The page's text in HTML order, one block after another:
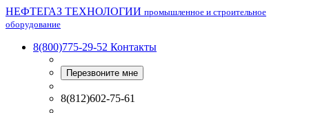
НЕФТЕГАЗ ТЕХНОЛОГИИ промышленное и строительное
оборудование
8(800)775-29-52 Контакты
Перезвоните мне
8(812)602-75-61